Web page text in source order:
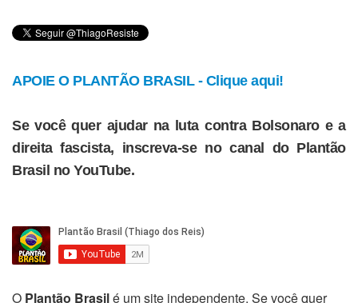
APOIE O PLANTÃO BRASIL - Clique aqui!
Se você quer ajudar na luta contra Bolsonaro e a
direita fascista, inscreva-se no canal do Plantão
Brasil no YouTube.
O Plantão Brasilé um site independente. Se você quer